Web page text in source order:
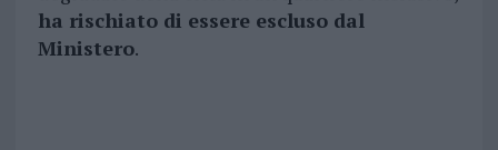
ha rischiato di essere escluso dal
Ministero.